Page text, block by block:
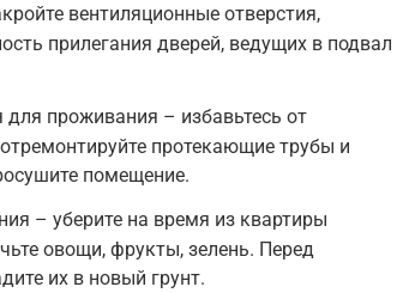
вентиляционные отверстия,
прилегания дверей, ведущих в подвал
для проживания – избавьтесь от
протекающие трубы и
помещение.
– уберите на время из квартиры
овощи, фрукты, зелень. Перед
их в новый грунт.